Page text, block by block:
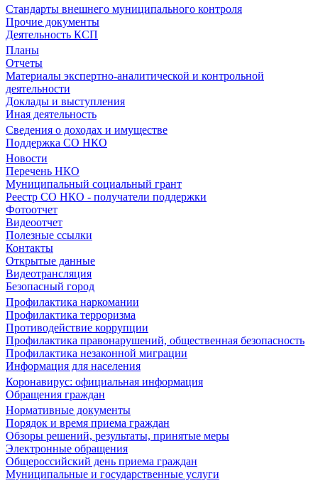
Стандарты внешнего муниципального контроля
Прочие документы
Деятельность КСП
Планы
Отчеты
Материалы экспертно-аналитической и контрольной
деятельности
Доклады и выступления
Иная деятельность
Сведения о доходах и имуществе
Поддержка СО НКО
Новости
Перечень НКО
Муниципальный социальный грант
Реестр СО НКО - получатели поддержки
Фотоотчет
Видеоотчет
Полезные ссылки
Контакты
Открытые данные
Видеотрансляция
Безопасный город
Профилактика наркомании
Профилактика терроризма
Противодействие коррупции
Профилактика правонарушений, общественная безопасность
Профилактика незаконной миграции
Информация для населения
Коронавирус: официальная информация
Обращения граждан
Нормативные документы
Порядок и время приема граждан
Обзоры решений, результаты, принятые меры
Электронные обращения
Общероссийский день приема граждан
Муниципальные и государственные услуги